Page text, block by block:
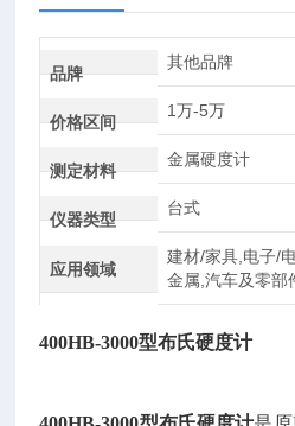
品牌
其他品牌
价格区间
1万-5万
测定材料
金属硬度计
仪器类型
台式
应用领域
建材/家具,电子/
金属,汽车及零部
400HB-3000型布氏硬度计